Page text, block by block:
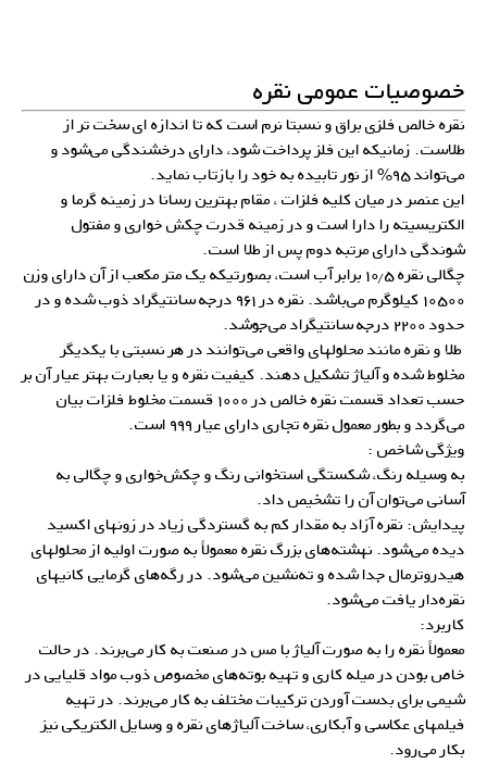
خصوصیات عمومی نقره
نقره خالص فلزی براق و نسبتا نرم است که تا اندازه ای سخت تر از
طلاست. زمانیکه این فلز پرداخت شود، دارای درخشندگی می‌شود و
می‌تواند ۹۵% از نور تابیده به خود را بازتاب نماید.
این عنصر در میان کلیه فلزات ، مقام بهترین رسانا در زمینه گرما و
الکتریسیته را دارا است و در زمینه قدرت چکش خواری و مفتول
شوندگی دارای مرتبه دوم پس از طلا است.
چگالی نقره ۱۰٫۵ برابر آب است، بصورتیکه یک متر مکعب از آن دارای وزن
۱۰۵۰۰ کیلوگرم می‌باشد. نقره در ۹۶۱ درجه سانتیگراد ذوب شده و در
حدود ۲۲۰۰ درجه سانتیگراد می‌جوشد.
طلا و نقره مانند محلولهای واقعی می‌توانند در هر نسبتی با یکدیگر
مخلوط شده و آلیاژ تشکیل دهند. کیفیت نقره و یا بعبارت بهتر عیار آن بر
حسب تعداد قسمت نقره خالص در ۱۰۰۰ قسمت مخلوط فلزات بیان
می‌گردد و بطور معمول نقره تجاری دارای عیار ۹۹۹ است.
ویژگی شاخص :
به وسیله رنگ، شکستگی استخوانی رنگ و چکش‌خواری و چگالی به
آسانی می‌توان آن را تشخیص داد.
پیدایش: نقره آزاد به مقدار کم به گستردگی زیاد در زونهای اکسید
دیده می‌شود. نهشته‌های بزرگ نقره معمولاً به صورت اولیه از محلولهای
هیدروترمال جدا شده و ته‌‌نشین می‌شود. در رگه‌های گرمایی کانیهای
نقره‌دار یافت می‌شود.
کاربرد:
معمولاً نقره را به صورت آلیاژ با مس در صنعت به کار می‌برند. در حالت
خاص بودن در میله کاری و تهیه بوته‌های مخصوص ذوب مواد قلیایی در
شیمی برای بدست آوردن ترکیبات مختلف به کار می‌برند. در تهیه
فیلمهای عکاسی و آبکاری، ساختآلیاژهای نقرهو وسایل الکتریکی نیز
بکار می‌رود.